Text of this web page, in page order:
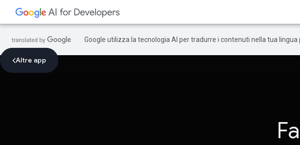
Google utilizza la tecnologia AI per tradurre i contenuti nella tua
Altre app